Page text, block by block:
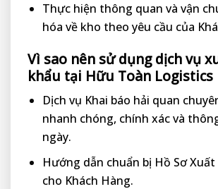
Thực hiện thông quan và vận
hóa về kho theo yêu cầu của
Vì sao nên sử dụng dịch vụ
khẩu tại Hữu Toàn Logistics
Dịch vụ Khai báo hải quan
nhanh chóng, chính xác và
ngày.
Hướng dẫn chuẩn bị Hồ Sơ Xuất
cho Khách Hàng.